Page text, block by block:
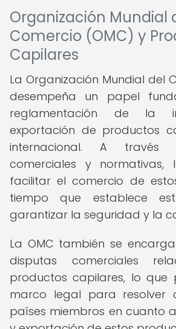
Organización Mundial
Comercio (OMC) y
Capilares
La Organización Mundial del
desempeña un papel
reglamentación de la
exportación de productos
internacional. A través
comerciales y normativas,
facilitar el comercio de
tiempo que establece
garantizar la seguridad y la
La OMC también se
disputas comerciales
productos capilares, lo que
marco legal para resolver
países miembros en cuanto